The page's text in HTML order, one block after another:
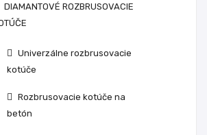
DIAMANTOVÉ ROZBRUSOVACIE
Univerzálne rozbrusovacie
kotúče
Rozbrusovacie kotúče na
betón